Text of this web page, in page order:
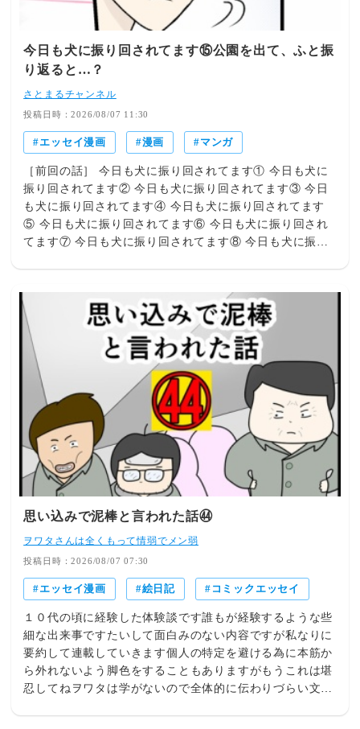
今日も犬に振り回されてます⑮公園を出て、ふと振
り返ると…？
さとまるチャンネル
投稿日時：2026/08/07 11:30
エッセイ漫画 漫画 マンガ
［前回の話］ 今日も犬に振り回されてます① 今日も犬に
振り回されてます② 今日も犬に振り回されてます③ 今日
も犬に振り回されてます④ 今日も犬に振り回されてます
⑤ 今日も犬に振り回されてます⑥ 今日も犬に振り回され
てます⑦ 今日も犬に振り回されてます⑧ 今日も犬に振り
日も犬に振り回されてます⑬ 今日も犬に振り回されてま
す⑭ 逃げ回るさくらちゃんを1人で捕まえる事を諦めた
私。公園を出て、家に向かおうと歩いていると…、ふと後
ろを振り返ったら…さくらちゃんが付いてきてて…？続き
ます～(o´ᴥ`o)よかったらポチっと1回押してください～♪人
気ブログランキング 【ブログ連載/完結シリーズ】
思い込みで泥棒と言われた話㊹
ヲワタさんは全くもって情弱でメン弱
投稿日時：2026/08/07 07:30
エッセイ漫画 絵日記 コミックエッセイ
１０代の頃に経験した体験談です誰もが経験するような些
細な出来事ですたいして面白みのない内容ですが私なりに
要約して連載していきます個人の特定を避ける為に本筋か
ら外れないよう脚色をすることもありますがもうこれは堪
忍してねヲワタは学がないので全体的に伝わりづらい文章